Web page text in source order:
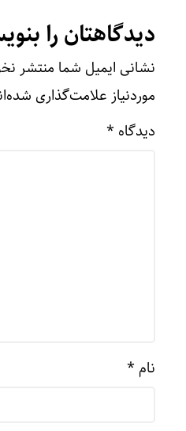
دیدگاهتان را
نشانی ایمیل شما منتشر
موردنیاز علامت‌گذاری
دیدگاه *
نام *